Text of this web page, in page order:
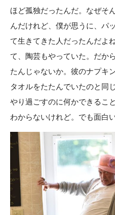
ほど孤独だったんだ。なぜそ
んだけれど、僕が思うに、パ
て生きてきた人だったんだよ
て、陶芸もやっていた。だか
たんじゃないか。彼のナプキ
タオルをたたんでいたのと同
やり過ごすのに何かできるこ
わからないけれど。でも面白